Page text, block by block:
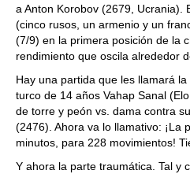
a Anton Korobov (2679, Ucrania).
(cinco rusos, un armenio y un
(7/9) en la primera posición de la
rendimiento que oscila alrededor
Hay una partida que les llamará
turco de 14 años Vahap Sanal
de torre y peón vs. dama contra
(2476). Ahora va lo llamativo: ¡La
minutos, para 228 movimientos!
Y ahora la parte traumática. Tal y